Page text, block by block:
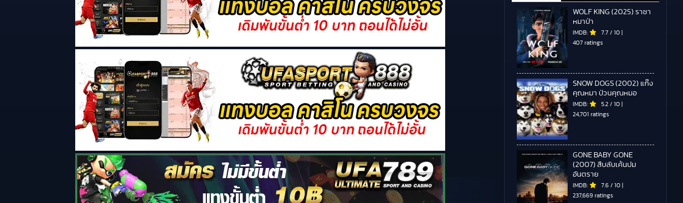
WOLF KING (2025) ราชา
หมาป่า
IMDB: 7.7 / 10 |
407 ratings
SNOW DOGS (2002) แก๊ง
คุณหมา ป่วนคุณหมอ
IMDB: 5.2 / 10 |
24,701 ratings
GONE BABY GONE
(2007) สืบลับเค้นปม
อันตราย
IMDB: 7.6 / 10 |
237,669 ratings